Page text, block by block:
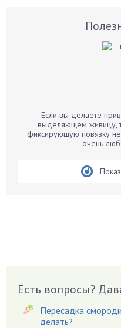
Бархатцы
Бегония
Вешенки
Виноград
Если вы делаете
выделяющем живицу,
фиксирующую повязку
очень
Есть вопросы?
Пересадка
делать?